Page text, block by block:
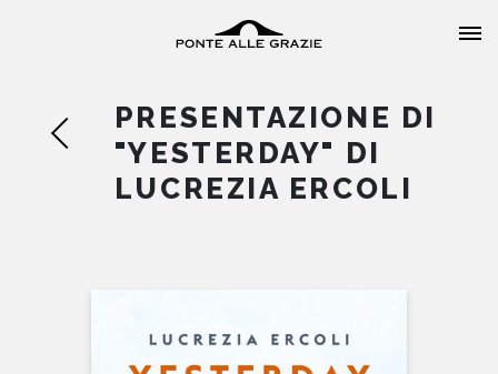
CATALOGO
PRESENTAZIONE DI
"YESTERDAY" DI
LUCREZIA ERCOLI